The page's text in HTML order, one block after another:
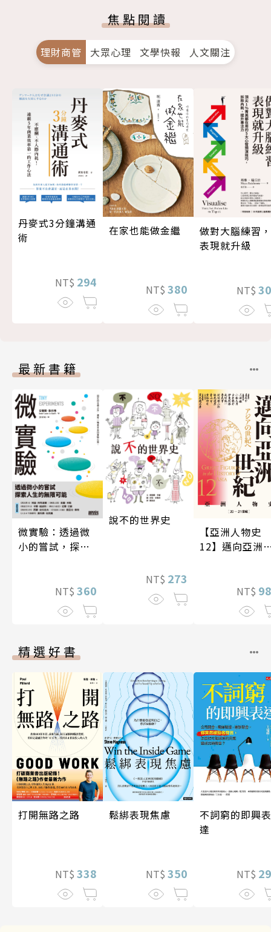
焦點閱讀
理財商管 大眾心理 文學快報 人文關注
丹麥式3分鐘溝通
術
NT$ 294
在家也能做金繼
NT$ 380
做對大腦練習，
表現就升級
NT$
最新書籍
微實驗：透過微
小的嘗試，探索
NT$ 360
說不的世界史
NT$ 273
【亞洲人物史
12】邁向亞洲
NT$
精選好書
打開無路之路
NT$ 338
鬆綁表現焦慮
NT$ 350
不詞窮的即興表
達
NT$